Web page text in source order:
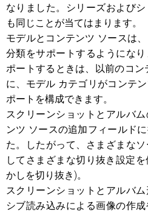
なりました。シリーズおよび
も同じことが当てはまります。
モデルとコンテンツ ソースは
分類をサポートするようにな
ポートするときは、以前のコ
に、モデル カテゴリがコンテ
ポートを構成できます。
スクリーンショットとアルバ
ンツ ソースの追加フィールド
た。したがって、さまざまな
してさまざまな切り抜き設定
かしを切り抜き)。
スクリーンショットとアルバ
シブ読み込みによる画像の作